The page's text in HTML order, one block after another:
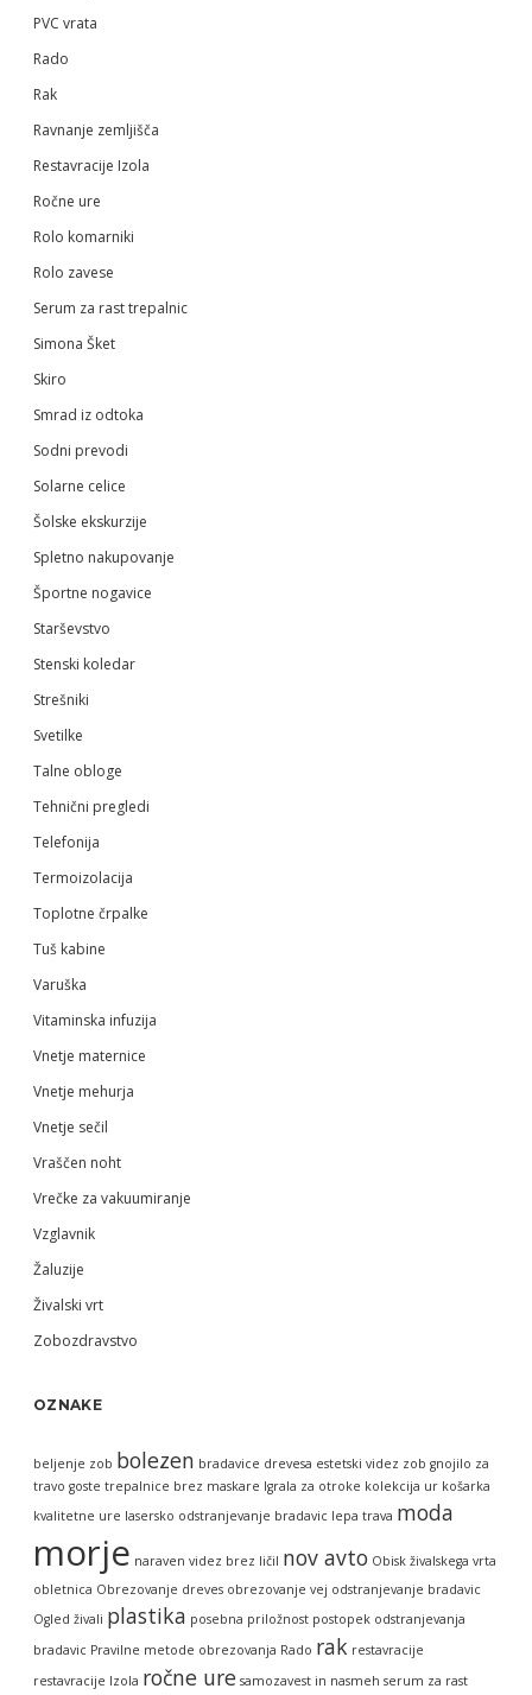
PVC vrata
Rado
Rak
Ravnanje zemljišča
Restavracije Izola
Ročne ure
Rolo komarniki
Rolo zavese
Serum za rast trepalnic
Simona Šket
Skiro
Smrad iz odtoka
Sodni prevodi
Solarne celice
Šolske ekskurzije
Spletno nakupovanje
Športne nogavice
Starševstvo
Stenski koledar
Strešniki
Svetilke
Talne obloge
Tehnični pregledi
Telefonija
Termoizolacija
Toplotne črpalke
Tuš kabine
Varuška
Vitaminska infuzija
Vnetje maternice
Vnetje mehurja
Vnetje sečil
Vraščen noht
Vrečke za vakuumiranje
Vzglavnik
Žaluzije
Živalski vrt
Zobozdravstvo
OZNAKE
beljenje zob bolezen bradavice drevesa estetski videz zob gnojilo za
travo goste trepalnice brez maskare Igrala za otroke kolekcija ur košarka
kvalitetne ure lasersko odstranjevanje bradavic lepa trava moda
morje naraven videz brez ličil nov avto Obisk živalskega vrta
obletnica Obrezovanje dreves obrezovanje vej odstranjevanje bradavic
Ogled živali plastika posebna priložnost postopek odstranjevanja
bradavic Pravilne metode obrezovanja Rado rak restavracije
restavracije Izola ročne ure samozavest in nasmeh serum za rast